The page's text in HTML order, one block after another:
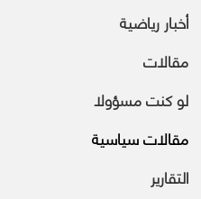
أخبار رياضية
مقالات
لو كنت مسؤولا
مقالات سياسية
التقارير